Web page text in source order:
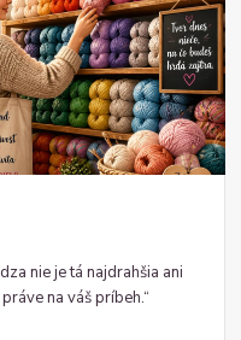
nie je tá najdrahšia ani
na váš príbeh.“